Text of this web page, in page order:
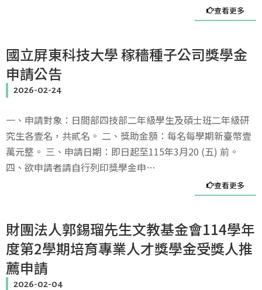
查看更多
國立屏東科技大學 稼穡種子公司獎學金
申請公告
2026-02-24
一、申請對象：日間部四技部二年級學生及碩士班二年級研
究生各壹名，共貳名。 二、獎助金額：每名每學期新臺幣壹
萬元整。 三、申請日期：即日起至115年3月20 (五) 前。
四、欲申請者請自行列印獎學金申…
查看更多
財團法人郭錫瑠先生文教基金會114學年
度第2學期培育專業人才獎學金受獎人推
薦申請
2026-02-04